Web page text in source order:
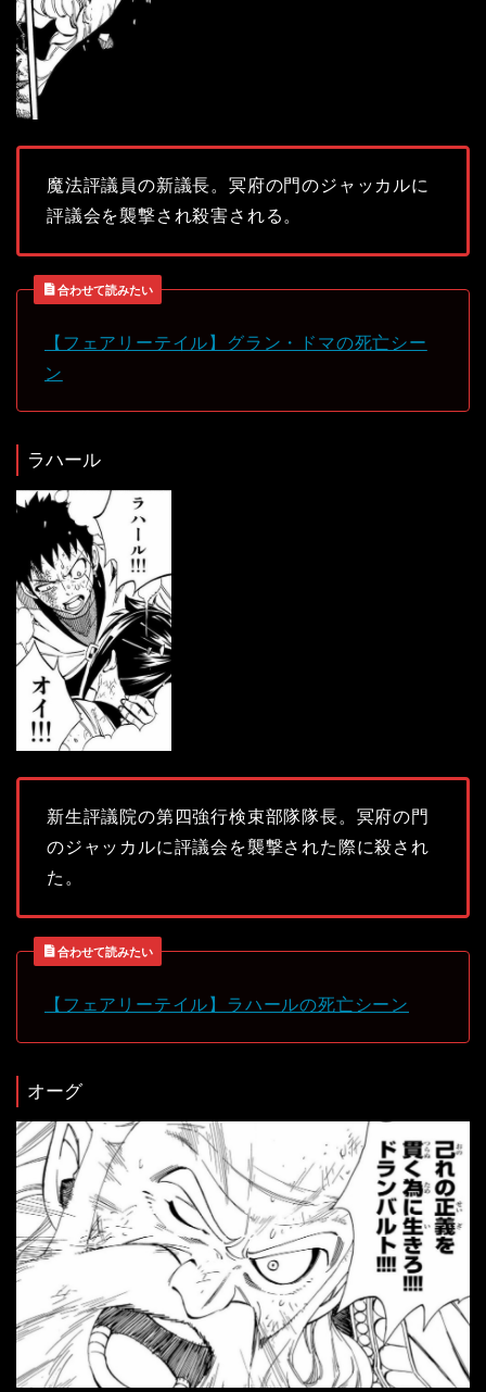
魔法評議員の新議長。冥府の門のジャッカルに
評議会を襲撃され殺害される。
合わせて読みたい
【フェアリーテイル】グラン・ドマの死亡シー
ン
ラハール
新生評議院の第四強行検束部隊隊長。冥府の門
のジャッカルに評議会を襲撃された際に殺され
た。
合わせて読みたい
【フェアリーテイル】ラハールの死亡シーン
オーグ